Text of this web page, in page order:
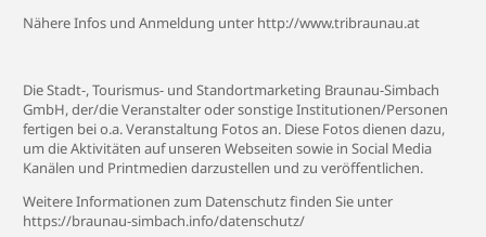
Nähere Infos und Anmeldung unter http://www.tribraunau.at
Die Stadt-, Tourismus- und Standortmarketing Braunau-Simbach
GmbH, der/die Veranstalter oder sonstige Institutionen/Personen
fertigen bei o.a. Veranstaltung Fotos an. Diese Fotos dienen dazu,
um die Aktivitäten auf unseren Webseiten sowie in Social Media
Kanälen und Printmedien darzustellen und zu veröffentlichen.
Weitere Informationen zum Datenschutz finden Sie unter
https://braunau-simbach.info/datenschutz/